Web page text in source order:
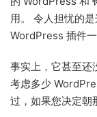
用。 令人担忧的
WordPress 插件一
事实上，它甚至还
考虑多少
过，如果您决定朝